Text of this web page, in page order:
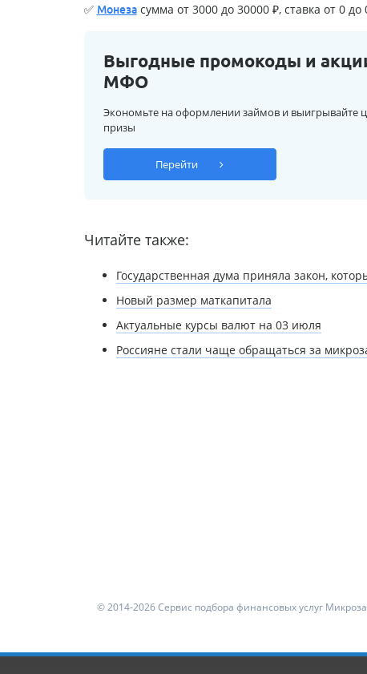
✅ Монезасумма от 3000 до 30000 ₽, ставка от 0 до
Выгодные промокоды и
МФО
Экономьте на оформлении займов и выигрывайте
призы
Перейти
Читайте также:
Государственная дума приняла закон,
Новый размер маткапитала
Актуальные курсы валют на 03 июля
Россияне стали чаще обращаться за
© 2014-2026 Сервис подбора финансовых услуг